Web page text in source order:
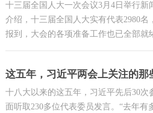
十三届全国人大一次会议3月4日举行新
介绍，十三届全国人大实有代表2980名
报到，大会的各项准备工作也已全部就
这五年，习近平两会上关注的那
十八大以来的这五年，习近平先后30
面听取230多位代表委员发言。“去年有